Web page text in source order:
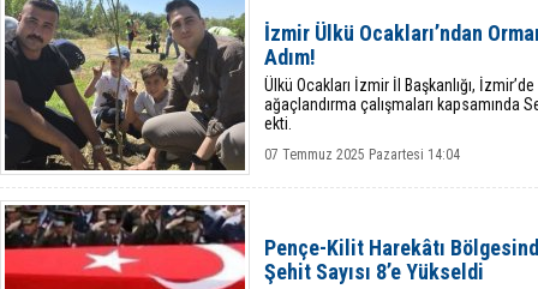
İzmir Ülkü Ocakları’ndan
Adım!
Ülkü Ocakları İzmir İl Başkanlığı,
ağaçlandırma çalışmaları kapsamında
ekti.
07 Temmuz 2025 Pazartesi 14:04
Pençe-Kilit Harekâtı
Şehit Sayısı 8’e Yükseldi